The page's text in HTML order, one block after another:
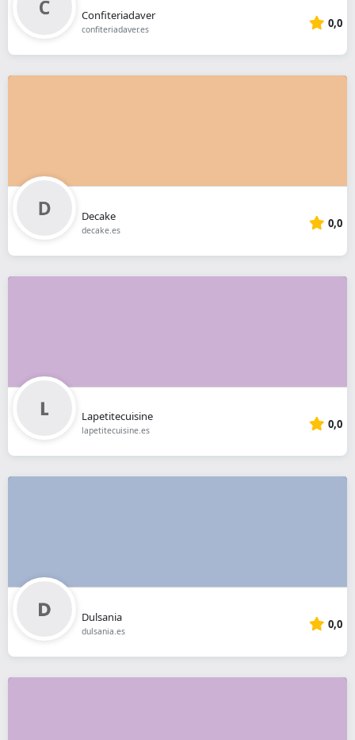
Confiteriadaver
confiteriadaver.es 0,0
Decake
decake.es 0,0
Lapetitecuisine
lapetitecuisine.es 0,0
Dulsania
dulsania.es 0,0